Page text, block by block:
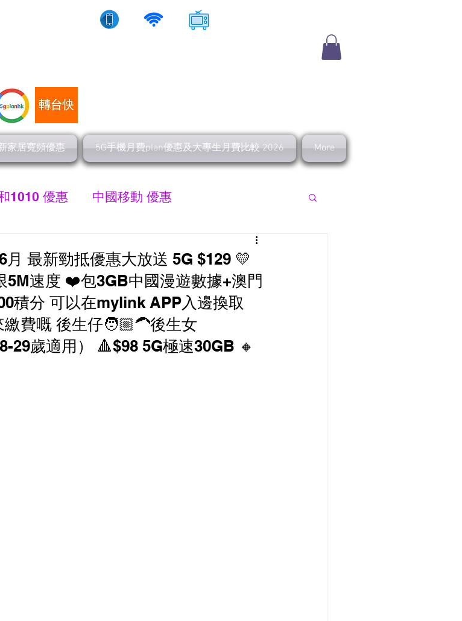
家居寬頻優惠 5G手機月費plan優惠及大專生月費比較 2026 More
1010 優惠 中國移動 優惠
網上行 寬頻優惠
NOW 優惠 中國電信 優惠 PCCW 寬頻優惠
國聯通 優恵 商業寬頻 優恵
最新勁抵優惠大放送 5G $129 💛
5M速度 ❤️包3GB中國漫遊數據+澳門
積分 可以在mylink APP入邊換取
費嘅 後生仔🧑🏼‍🦱後生女
29歲適用） 🔺$98 5G極速30GB 🔸